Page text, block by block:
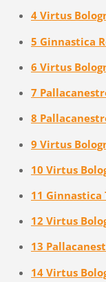
4 Virtus
5 Ginnastica
6 Virtus
7
8
9 Virtus
10 Virtus
11 Ginnastica
12 Virtus
13
14 Virtus